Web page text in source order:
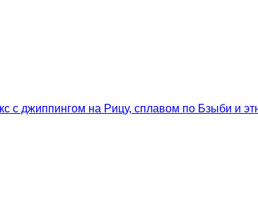
с джиппингом на Рицу, сплавом по Бзыби и